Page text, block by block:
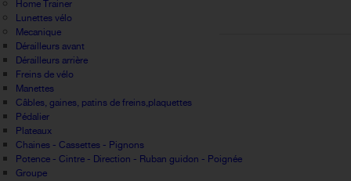
Home Trainer
Lunettes vélo
Mecanique
Dérailleurs avant
Dérailleurs arrière
Freins de vélo
Manettes
Câbles, gaines, patins de freins,plaquettes
Pédalier
Plateaux
Chaines - Cassettes - Pignons
Potence - Cintre - Direction - Ruban guidon - Poignée
Groupe